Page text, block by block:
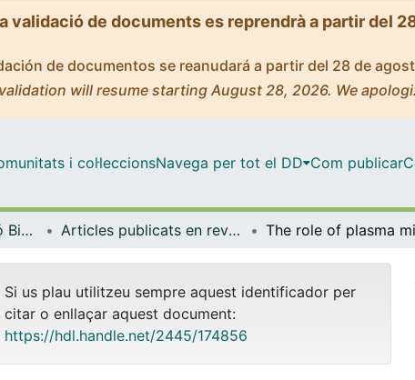
validació de documents es reprendrà a partir del
de documentos se reanudará a partir del 28 de
will resume starting August 28, 2026. We
i col·leccionsNavega per tot el DD Com publicar
Institut d'lnvestigació Biomèdica de Bellvitge (IDIBELL) Articles publicats en revistes (Institut d'lnvestigació Biomèdica de Bellvitge (IDIBELL))
Si us plau utilitzeu sempre aquest identificador per
citar o enllaçar aquest document:
https://hdl.handle.net/2445/174856